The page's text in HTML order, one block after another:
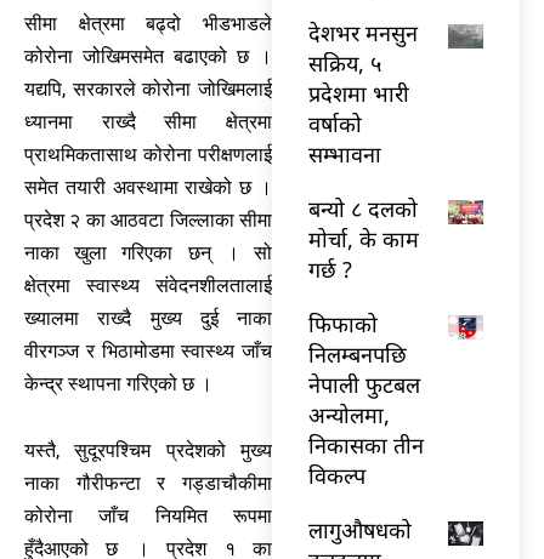
सीमा क्षेत्रमा बढ्दो भीडभाडले
कोरोना जोखिमसमेत बढाएको छ ।
यद्यपि, सरकारले कोरोना जोखिमलाई
ध्यानमा राख्दै सीमा क्षेत्रमा
प्राथमिकतासाथ कोरोना परीक्षणलाई
समेत तयारी अवस्थामा राखेको छ ।
प्रदेश २ का आठवटा जिल्लाका सीमा
नाका खुला गरिएका छन् । सो
क्षेत्रमा स्वास्थ्य संवेदनशीलतालाई
ख्यालमा राख्दै मुख्य दुई नाका
वीरगञ्ज र भिठामोडमा स्वास्थ्य जाँच
केन्द्र स्थापना गरिएको छ ।
यस्तै, सुदूरपश्चिम प्रदेशको मुख्य
नाका गौरीफन्टा र गड्डाचौकीमा
कोरोना जाँच नियमित रूपमा
हुँदैआएको छ । प्रदेश १ का
देशभर मनसुन
सक्रिय, ५
प्रदेशमा भारी
वर्षाको
सम्भावना
बन्यो ८ दलको
मोर्चा, के काम
गर्छ ?
फिफाको
निलम्बनपछि
नेपाली फुटबल
अन्योलमा,
निकासका तीन
विकल्प
लागुऔषधको